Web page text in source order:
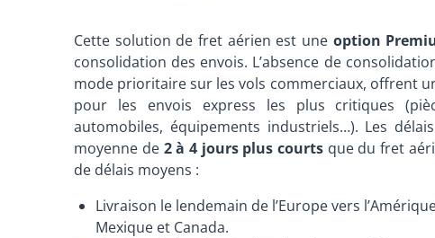
Cette solution de fret aérien est une option
consolidation des envois. L’absence de
mode prioritaire sur les vols commerciaux, offrent
pour les envois express les plus critiques
automobiles, équipements industriels…). Les
moyenne de2 à 4 jours plus courtsque du fret
de délais moyens :
Livraison le lendemain de l’Europe vers
Mexique et Canada.